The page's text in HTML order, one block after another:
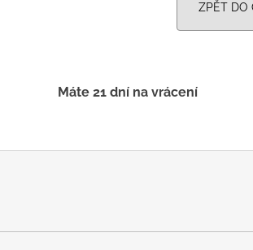
ZPĚT DO
Máte 21 dní na vrácení